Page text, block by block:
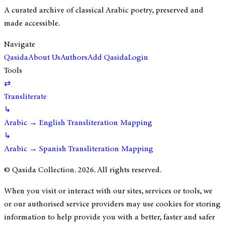
A curated archive of classical Arabic poetry, preserved and
made accessible.
Navigate
QasidaAbout UsAuthorsAdd QasidaLogin
Tools
⇄
Transliterate
↳
Arabic → English Transliteration Mapping
↳
Arabic → Spanish Transliteration Mapping
© Qasida Collection.2026. All rights reserved.
When you visit or interact with our sites, services or tools, we
or our authorised service providers may use cookies for storing
information to help provide you with a better, faster and safer